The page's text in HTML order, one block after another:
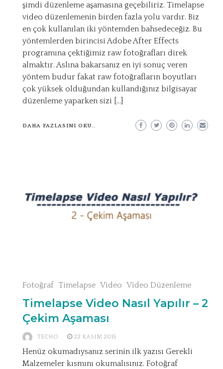
şimdi düzenleme aşamasına geçebiliriz. Timelapse
video düzenlemenin birden fazla yolu vardır. Biz
en çok kullanılan iki yöntemden bahsedeceğiz. Bu
yöntemlerden birincisi Adobe After Effects
programına çektiğimiz raw fotoğrafları direk
almaktır. Aslına bakarsanız en iyi sonuç veren
yöntem budur fakat raw fotoğrafların boyutları
çok yüksek olduğundan kullandığınız bilgisayar
düzenleme yaparken sizi […]
DAHA FAZLASINI OKU..
Fotoğraf Timelapse Video Video Düzenleme
Timelapse Video Nasıl Yapılır – 2
Çekim Aşaması
TECHO 22 KASIM 2015
Henüz okumadıysanız serinin ilk yazısı Gerekli
Malzemeler kısmını okumalısınız. Fotoğraf